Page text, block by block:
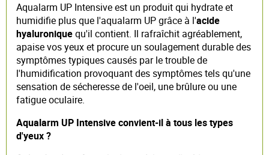
Aqualarm UP Intensive est un produit qui hydrate et
humidifie plus que l'aqualarm UP grâce à l'acide
hyaluroniquequ'il contient. Il rafraîchit agréablement,
apaise vos yeux et procure un soulagement durable des
symptômes typiques causés par le trouble de
l'humidification provoquant des symptômes tels qu'une
sensation de sécheresse de l'oeil, une brûlure ou une
fatigue oculaire.
Aqualarm UP Intensive convient-il à tous les types
d'yeux ?